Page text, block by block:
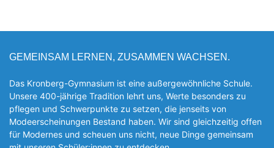
GEMEINSAM LERNEN, ZUSAMMEN WACHSEN.
Das Kronberg-Gymnasium ist eine außergewöhnliche Schule.
Unsere 400-jährige Tradition lehrt uns, Werte besonders zu
pflegen und Schwerpunkte zu setzen, die jen­seits von
Modeerscheinungen Be­stand haben. Wir sind gleichzeitig offen
für Modernes und scheuen uns nicht, neue Dinge gemeinsam